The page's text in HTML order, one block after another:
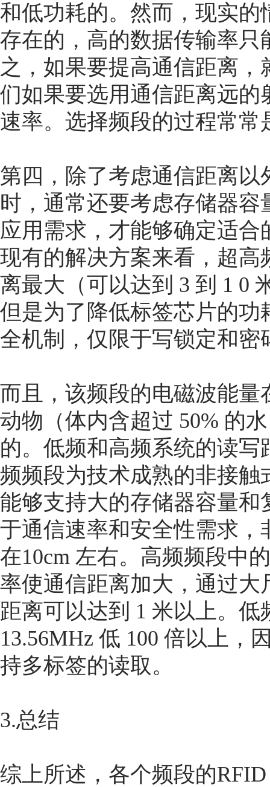
和低功耗的。然而，现实
存在的，高的数据传输率
之，如果要提高通信距离
们如果要选用通信距离远
速率。选择频段的过程常常
第四，除了考虑通信距离
时，通常还要考虑存储器
应用需求，才能够确定适
现有的解决方案来看，超
离最大（可以达到 3 到 1 0
但是为了降低标签芯片的
全机制，仅限于写锁定和
而且，该频段的电磁波能
动物（体内含超过 50% 的
的。低频和高频系统的读
频频段为技术成熟的非接
能够支持大的存储器容量
于通信速率和安全性需求
在10cm 左右。高频频段中
率使通信距离加大，通过
距离可以达到 1 米以上。
13.56MHz 低 100 倍以上，
持多标签的读取。
3.总结
综上所述，各个频段的